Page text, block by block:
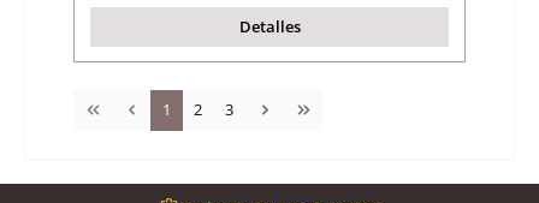
Detalles
Página
1 Página
2 Página
3